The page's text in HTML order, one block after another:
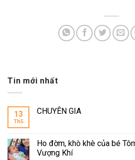
Tin mới nhất
13
Th5
CHUYÊN GIA
Ho đờm, khò khè của bé
Vượng Khí